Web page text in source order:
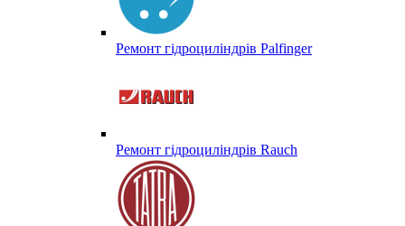
Ремонт гідроциліндрів Palfinger
Ремонт гідроциліндрів Rauch